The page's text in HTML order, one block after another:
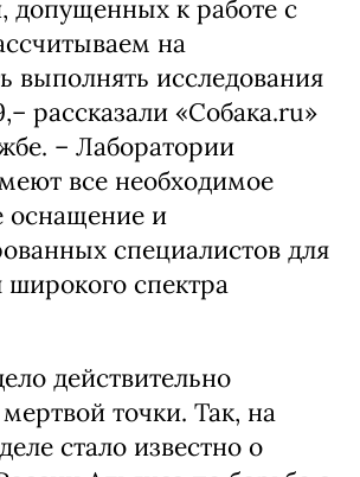
допущенных к работе с
на
выполнять исследования
рассказали «Собака.ru»
– Лаборатории
все необходимое
оснащение и
специалистов для
спектра
действительно
точки. Так, на
стало известно о